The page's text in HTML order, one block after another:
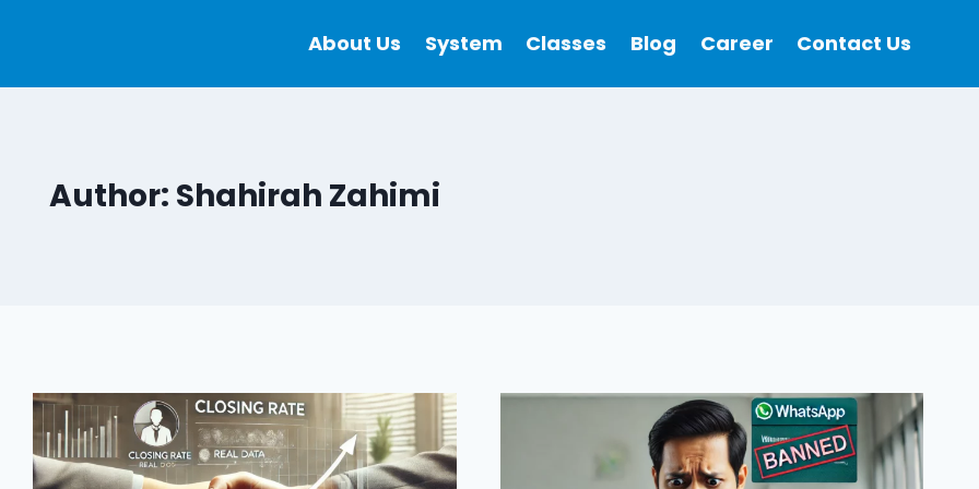
About Us System Classes Blog Career Contact Us
Author: Shahirah Zahimi